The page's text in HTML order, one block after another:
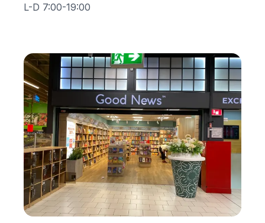
L-D 7:00-19:00